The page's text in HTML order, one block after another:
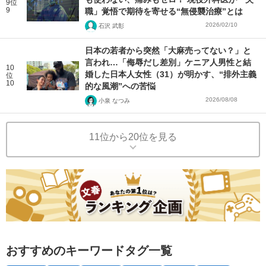
9位
9
職」覚悟で期待を寄せる“無侵襲治療”とは
石沢 武彰 2026/02/10
10
位
10
日本の若者から突然「大麻売ってない？」と
言われ…「侮辱だし差別」ケニア人男性と結
婚した日本人女性（31）が明かす、“排外主義
的な風潮”への苦悩
小泉 なつみ 2026/08/08
11位から20位を見る
おすすめのキーワードタグ一覧